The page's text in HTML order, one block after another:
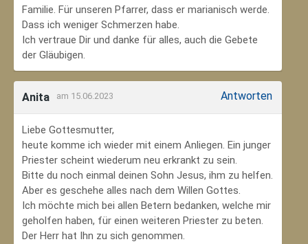
Familie. Für unseren Pfarrer, dass er marianisch werde.
Dass ich weniger Schmerzen habe.
Ich vertraue Dir und danke für alles, auch die Gebete
der Gläubigen.
Anita am 15.06.2023 Antworten
Liebe Gottesmutter,
heute komme ich wieder mit einem Anliegen. Ein junger
Priester scheint wiederum neu erkrankt zu sein.
Bitte du noch einmal deinen Sohn Jesus, ihm zu helfen.
Aber es geschehe alles nach dem Willen Gottes.
Ich möchte mich bei allen Betern bedanken, welche mir
geholfen haben, für einen weiteren Priester zu beten.
Der Herr hat Ihn zu sich genommen.